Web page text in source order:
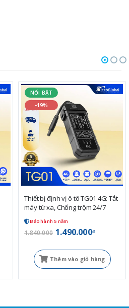
NỔI BẬT
-19%
Thiết bị định vị ô tô TG01 4G: Tắt
máy từ xa, Chống trộm 24/7
Bảo hành 5 năm
1.840.000 1.490.000đ
Thêm vào giỏ hàng